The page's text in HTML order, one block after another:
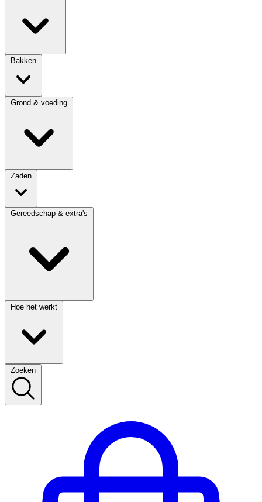
Bakken
Grond & voeding
Zaden
Gereedschap & extra's
Hoe het werkt
Zoeken